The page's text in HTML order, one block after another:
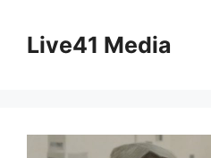
contentLive41 Media